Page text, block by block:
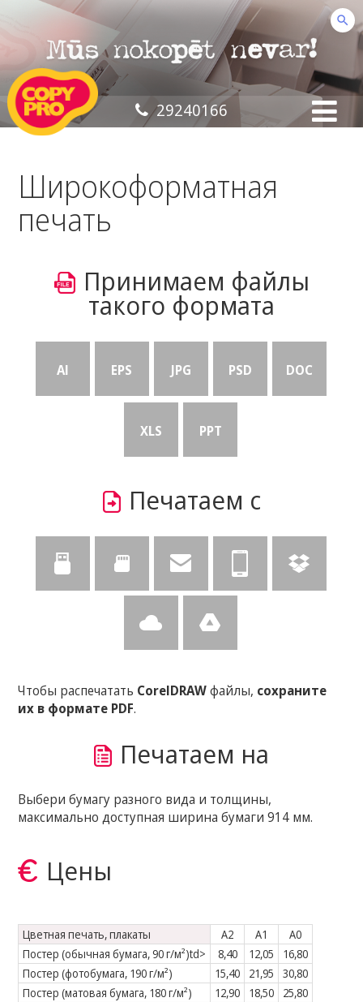
29240166
Ширoкoформатная
печать
Принимаем файлы
такого формата
AI EPS JPG PSD DOC
XLS PPT
Печатаем с
Чтобы распечатать CorelDRAWфайлы, сохраните
их в формате PDF.
Печатаем на
Выбери бумагу разного вида и толщины,
максимально доступная ширина бумаги 914 мм.
Цены
Цветная печать, плакаты A2 A1
A0
Постер (обычная бумага, 90 г/м²)td>
8,40 12,05
16,80
Постер (фотобумага, 190 г/м²)
15,40 21,95
30,80
Постер (матовая бумага, 180 г/м²)
12,90 18,50 25,80